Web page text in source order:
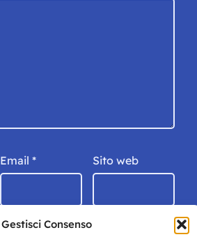
Gestisci Consenso
Email * Sito web